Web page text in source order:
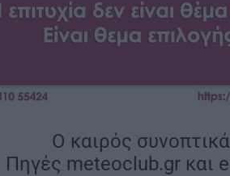
Ο καιρός συνοπτικά
Πηγές meteoclub.gr και